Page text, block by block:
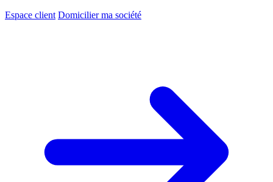
Espace client Domicilier ma société